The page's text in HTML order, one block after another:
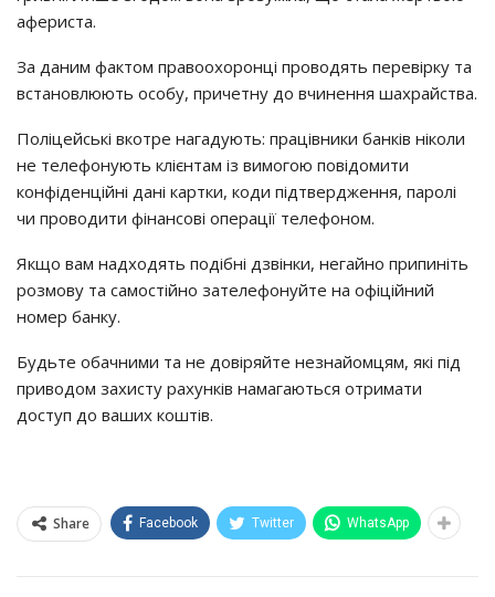
афериста.
За даним фактом правоохоронці проводять перевірку та
встановлюють особу, причетну до вчинення шахрайства.
Поліцейські вкотре нагадують: працівники банків ніколи
не телефонують клієнтам із вимогою повідомити
конфіденційні дані картки, коди підтвердження, паролі
чи проводити фінансові операції телефоном.
Якщо вам надходять подібні дзвінки, негайно припиніть
розмову та самостійно зателефонуйте на офіційний
номер банку.
Будьте обачними та не довіряйте незнайомцям, які під
приводом захисту рахунків намагаються отримати
доступ до ваших коштів.
Share Facebook Twitter WhatsApp